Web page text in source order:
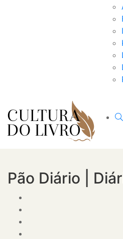
Pão Diário |